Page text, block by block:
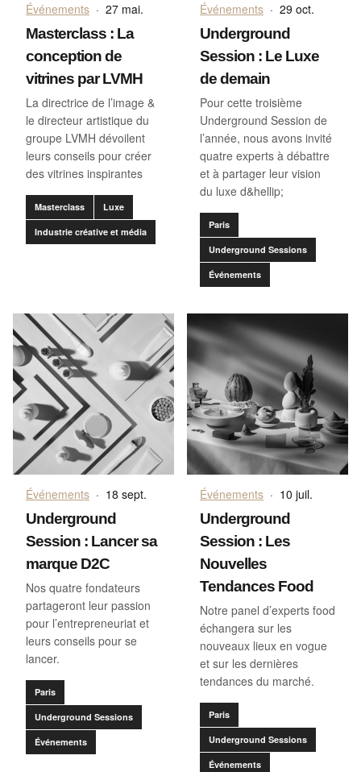
Événements · 27 mai.
Masterclass : La
conception de
vitrines par LVMH
La directrice de l’image &
le directeur artistique du
groupe LVMH dévoilent
leurs conseils pour créer
des vitrines inspirantes
Masterclass Luxe
Industrie créative et média
Événements · 29 oct.
Underground
Session : Le Luxe
de demain
Pour cette troisième
Underground Session de
l’année, nous avons invité
quatre experts à débattre
et à partager leur vision
du luxe d&hellip;
Paris
Underground Sessions
Événements
Événements · 18 sept.
Underground
Session : Lancer sa
marque D2C
Nos quatre fondateurs
partageront leur passion
pour l’entrepreneuriat et
leurs conseils pour se
lancer.
Paris
Underground Sessions
Événements
Événements · 10 juil.
Underground
Session : Les
Nouvelles
Tendances Food
Notre panel d’experts food
échangera sur les
nouveaux lieux en vogue
et sur les dernières
tendances du marché.
Paris
Underground Sessions
Événements